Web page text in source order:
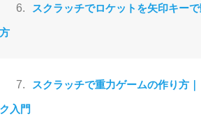
6. スクラッチでロケットを矢印キー
7. スクラッチで重力ゲームの作り方
入門